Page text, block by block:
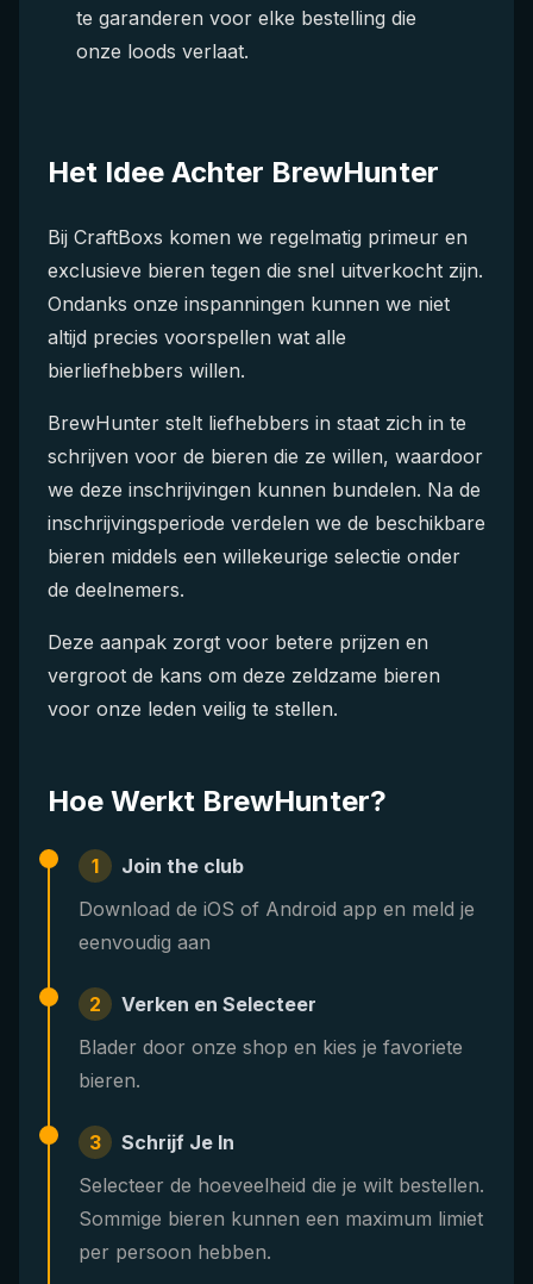
te garanderen voor elke bestelling die
onze loods verlaat.
Het Idee Achter BrewHunter
Bij CraftBoxs komen we regelmatig primeur en
exclusieve bieren tegen die snel uitverkocht zijn.
Ondanks onze inspanningen kunnen we niet
altijd precies voorspellen wat alle
bierliefhebbers willen.
BrewHunter stelt liefhebbers in staat zich in te
schrijven voor de bieren die ze willen, waardoor
we deze inschrijvingen kunnen bundelen. Na de
inschrijvingsperiode verdelen we de beschikbare
bieren middels een willekeurige selectie onder
de deelnemers.
Deze aanpak zorgt voor betere prijzen en
vergroot de kans om deze zeldzame bieren
voor onze leden veilig te stellen.
Hoe Werkt BrewHunter?
1
Join the club
Download de iOS of Android app en meld je
eenvoudig aan
2
Verken en Selecteer
Blader door onze shop en kies je favoriete
bieren.
3
Schrijf Je In
Selecteer de hoeveelheid die je wilt bestellen.
Sommige bieren kunnen een maximum limiet
per persoon hebben.